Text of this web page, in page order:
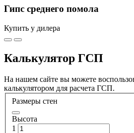
Гипс среднего помола
Купить у дилера
Калькулятор ГСП
На нашем сайте вы можете
калькулятором для расчета ГСП.
Размеры стен
Высота
1